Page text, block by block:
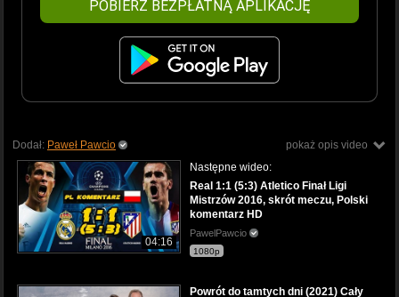
POBIERZ BEZPŁATNĄ APLIKACJĘ
pokaż opis video
Dodał: Paweł Pawcio
04:16
Następne wideo:
Real 1:1 (5:3) Atletico Finał Ligi
Mistrzów 2016, skrót meczu, Polski
komentarz HD
PawelPawcio
1080p
Powrót do tamtych dni (2021) Cały